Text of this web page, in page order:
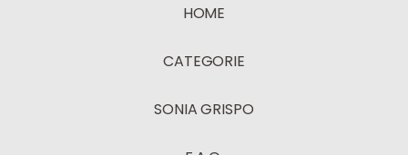
HOME
CATEGORIE
SONIA GRISPO